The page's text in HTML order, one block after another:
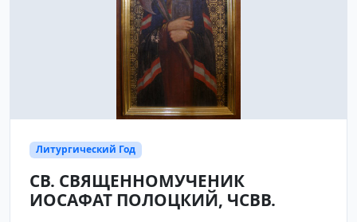
Литургический Год
СВ. СВЯЩЕННОМУЧЕНИК
ИОСАФАТ ПОЛОЦКИЙ, ЧСВВ.